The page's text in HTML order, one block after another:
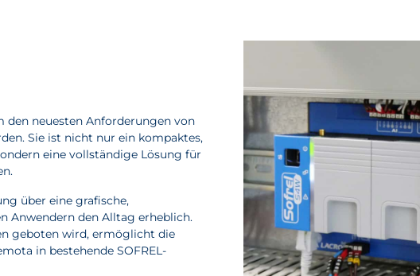
den neuesten Anforderungen von
Sie ist nicht nur ein kompaktes,
eine vollständige Lösung für
über eine grafische,
Anwendern den Alltag erheblich.
geboten wird, ermöglicht die
in bestehende SOFREL-